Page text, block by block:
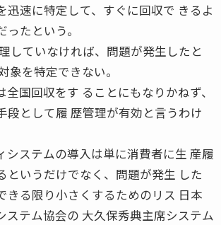
迅速に特定して、すぐに回収で きるよ
たという。
していなければ、問題が発生したと
象を特定できない。
国回収をす ることにもなりかねず、
段として履 歴管理が有効と言うわけ
システムの導入は単に消費者に生 産履
というだけでなく、問題が発生 した
きる限り小さくするためのリス 日本
ステム協会の 大久保秀典主席システム